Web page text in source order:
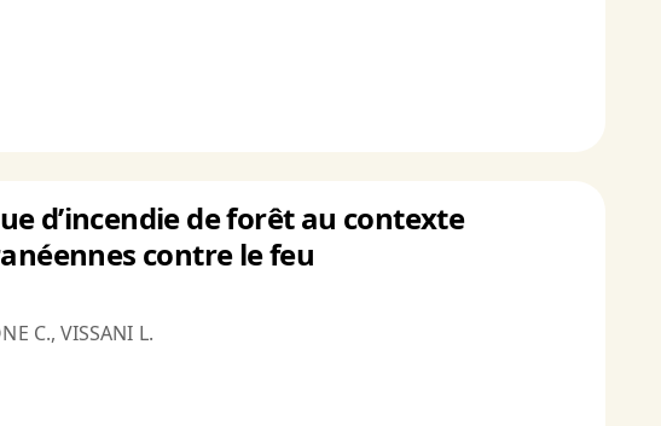
d’incendie de forêt au contexte
contre le feu
C., VISSANI L.